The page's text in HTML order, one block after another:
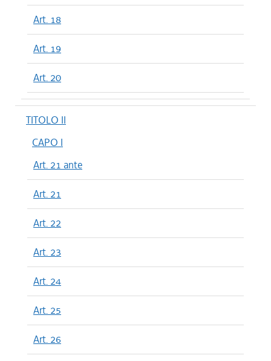
Art. 18
Art. 19
Art. 20
TITOLO II
CAPO I
Art. 21 ante
Art. 21
Art. 22
Art. 23
Art. 24
Art. 25
Art. 26